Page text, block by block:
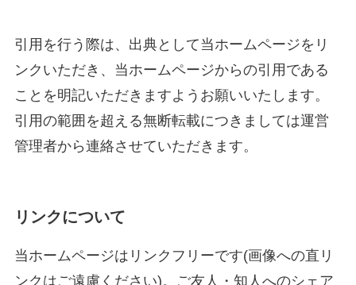
引用を行う際は、出典として当ホームページをリ
ンクいただき、当ホームページからの引用である
ことを明記いただきますようお願いいたします。
引用の範囲を超える無断転載につきましては運営
管理者から連絡させていただきます。
リンクについて
当ホームページはリンクフリーです(画像への直リ
ンクはご遠慮ください)。ご友人・知人へのシェア